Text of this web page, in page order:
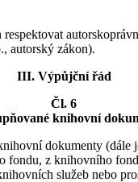
autorský zákon).
III. Výpůjční řád
Čl. 6
knihovní
dokumenty (dále
fondu, z knihovního
služeb nebo